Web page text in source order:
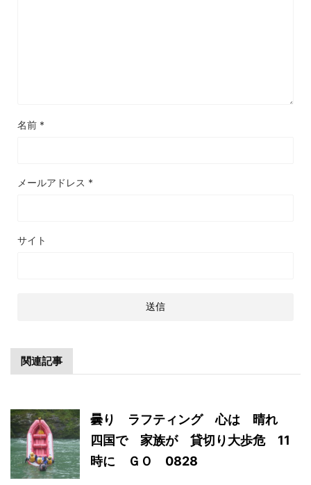
名前 *
メールアドレス *
サイト
関連記事
曇り ラフティング 心は 晴れ
四国で 家族が 貸切り大歩危 11
時に ＧＯ 0828